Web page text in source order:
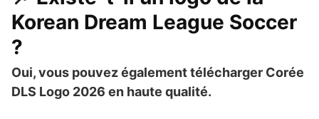
Korean Dream League Soccer
?
Oui, vous pouvez également télécharger Corée
DLS Logo 2026 en haute qualité.